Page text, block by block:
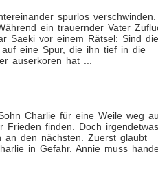
spurlos verschwinden.
ein trauernder Vater
Saeki vor einem Rätsel: Sind die
eine Spur, die ihn tief in die
auserkoren hat ...
Charlie für eine Weile weg
Frieden finden. Doch irgendetwas
an den nächsten. Zuerst glaubt
in Gefahr. Annie muss